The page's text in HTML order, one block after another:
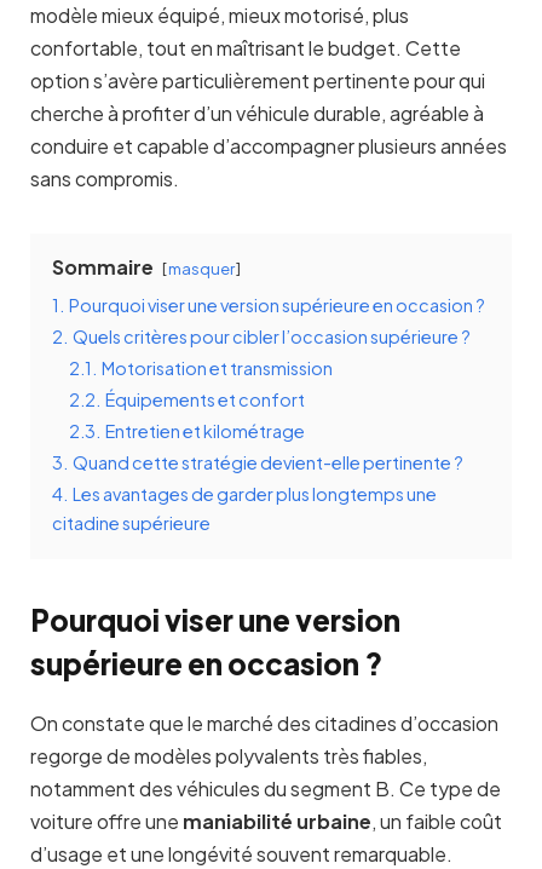
modèle mieux équipé, mieux motorisé, plus
confortable, tout en maîtrisant le budget. Cette
option s’avère particulièrement pertinente pour qui
cherche à profiter d’un véhicule durable, agréable à
conduire et capable d’accompagner plusieurs années
sans compromis.
Sommaire masquer
1. Pourquoi viser une version supérieure en occasion ?
2. Quels critères pour cibler l’occasion supérieure ?
2.1. Motorisation et transmission
2.2. Équipements et confort
2.3. Entretien et kilométrage
3. Quand cette stratégie devient-elle pertinente ?
4. Les avantages de garder plus longtemps une
citadine supérieure
Pourquoi viser une version
supérieure en occasion ?
On constate que le marché des citadines d’occasion
regorge de modèles polyvalents très fiables,
notamment des véhicules du segment B. Ce type de
voiture offre une maniabilité urbaine, un faible coût
d’usage et une longévité souvent remarquable.